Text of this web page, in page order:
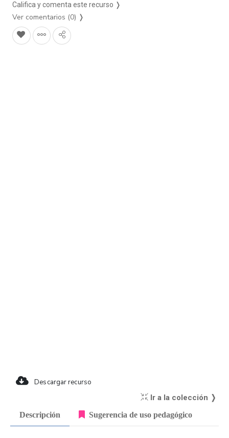
Califica y comenta este recurso ❭
Ver comentarios (0) ❭
Descargar recurso
Ir a la colección ❭
Descripción Sugerencia de uso pedagógico